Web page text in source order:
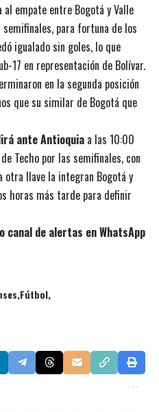
empate entre Bogotá y Valle
para fortuna de los
igualado sin goles, lo que
17 en representación de Bolívar.
en la segunda posición
que su similar de Bogotá que
ante Antioquia a las 10:00
Techo por las semifinales, con
otra llave la integran Bogotá y
horas más tarde para definir
canal de alertas en WhatsApp
Fútbol